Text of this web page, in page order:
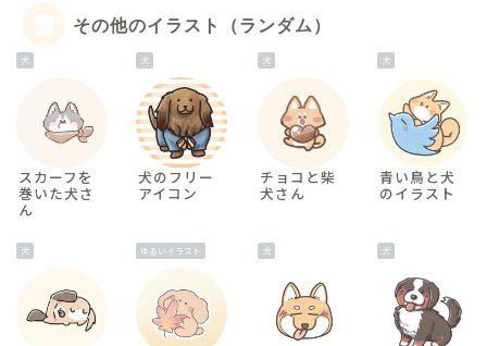
その他のイラスト（ランダム）
犬
スカーフを
巻いた犬さ
ん
犬
犬のフリー
アイコン
犬
チョコと柴
犬さん
犬
青い鳥と犬
のイラスト
犬 ゆるいイラスト 犬 犬